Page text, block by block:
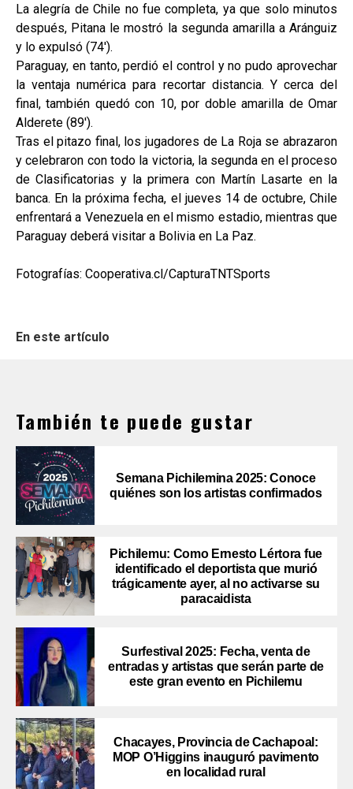
La alegría de Chile no fue completa, ya que solo minutos
después, Pitana le mostró la segunda amarilla a Aránguiz
y lo expulsó (74').
Paraguay, en tanto, perdió el control y no pudo aprovechar
la ventaja numérica para recortar distancia. Y cerca del
final, también quedó con 10, por doble amarilla de Omar
Alderete (89').
Tras el pitazo final, los jugadores de La Roja se abrazaron
y celebraron con todo la victoria, la segunda en el proceso
de Clasificatorias y la primera con Martín Lasarte en la
banca. En la próxima fecha, el jueves 14 de octubre, Chile
enfrentará a Venezuela en el mismo estadio, mientras que
Paraguay deberá visitar a Bolivia en La Paz.
Fotografías: Cooperativa.cl/CapturaTNTSports
En este artículo
También te puede gustar
Semana Pichilemina 2025: Conoce
quiénes son los artistas confirmados
Pichilemu: Como Ernesto Lértora fue
identificado el deportista que murió
trágicamente ayer, al no activarse su
paracaidista
Surfestival 2025: Fecha, venta de
entradas y artistas que serán parte de
este gran evento en Pichilemu
Chacayes, Provincia de Cachapoal:
MOP O’Higgins inauguró pavimento
en localidad rural